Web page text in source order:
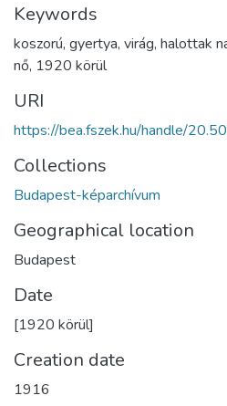
Keywords
koszorú, gyertya, virág, halottak
nő, 1920 körül
URI
https://bea.fszek.hu/handle/
Collections
Budapest-képarchívum
Geographical location
Budapest
Date
[1920 körül]
Creation date
1916